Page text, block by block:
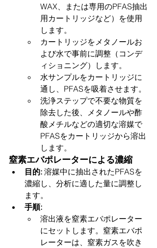
WAX、または専用のPFAS抽出
用カートリッジなど）を使用
します。
カートリッジをメタノールお
よび水で事前に調整（コンデ
ィショニング）します。
水サンプルをカートリッジに
通し、PFASを吸着させます。
洗浄ステップで不要な物質を
除去した後、メタノールや酢
酸メチルなどの適切な溶媒で
PFASをカートリッジから溶出
します。
窒素エバポレーターによる濃縮
目的: 溶媒中に抽出されたPFASを
濃縮し、分析に適した量に調整し
ます。
手順:
溶出液を窒素エバポレーター
にセットします。窒素エバポ
レーターは、窒素ガスを吹き